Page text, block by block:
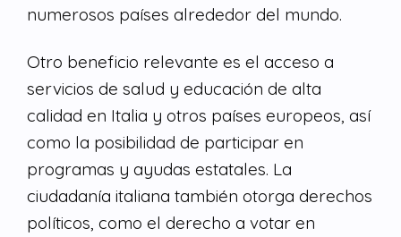
numerosos países alrededor del mundo.
Otro beneficio relevante es el acceso a
servicios de salud y educación de alta
calidad en Italia y otros países europeos, así
como la posibilidad de participar en
programas y ayudas estatales. La
ciudadanía italiana también otorga derechos
políticos, como el derecho a votar en